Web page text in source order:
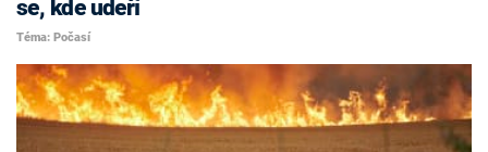
se, kde udeří
Téma: Počasí